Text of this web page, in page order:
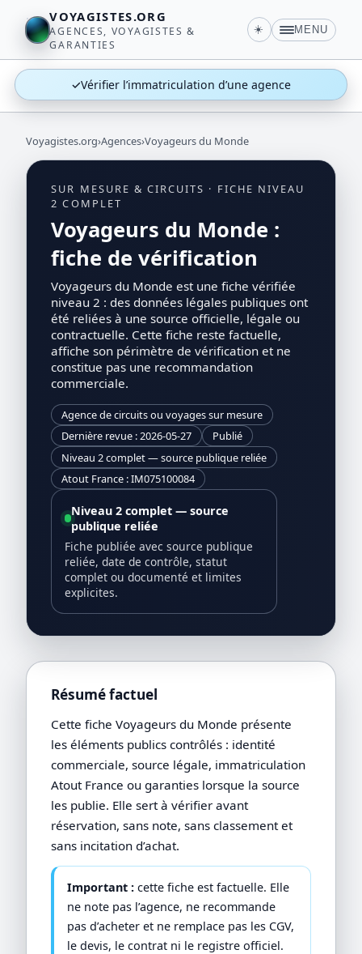
VOYAGISTES.ORG
AGENCES, VOYAGISTES &
GARANTIES
☀️ MENU
✓Vérifier l’immatriculation d’une agence
Voyagistes.org›Agences›Voyageurs du Monde
SUR MESURE & CIRCUITS · FICHE NIVEAU
2 COMPLET
Voyageurs du Monde :
fiche de vérification
Voyageurs du Monde est une fiche vérifiée
niveau 2 : des données légales publiques ont
été reliées à une source officielle, légale ou
contractuelle. Cette fiche reste factuelle,
affiche son périmètre de vérification et ne
constitue pas une recommandation
commerciale.
Agence de circuits ou voyages sur mesure
Dernière revue : 2026-05-27
Publié
Niveau 2 complet — source publique reliée
Atout France : IM075100084
Niveau 2 complet — source
publique reliée
Fiche publiée avec source publique
reliée, date de contrôle, statut
complet ou documenté et limites
explicites.
Résumé factuel
Cette fiche Voyageurs du Monde présente
les éléments publics contrôlés : identité
commerciale, source légale, immatriculation
Atout France ou garanties lorsque la source
les publie. Elle sert à vérifier avant
réservation, sans note, sans classement et
sans incitation d’achat.
Important : cette fiche est factuelle. Elle
ne note pas l’agence, ne recommande
pas d’acheter et ne remplace pas les CGV,
le devis, le contrat ni le registre officiel.